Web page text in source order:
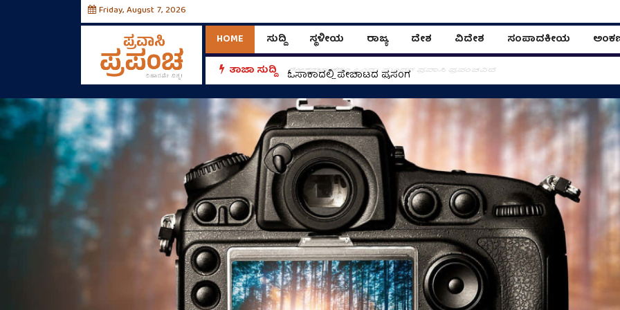
Friday, August 7, 2026
HOME ಸುದ್ದಿ ಸ್ಥಳೀಯ ರಾಜ್ಯ ದೇಶ ವಿದೇಶ ಸಂಪಾದಕೀಯ
ತಾಜಾ ಸುದ್ದಿ
ರೀಲ್ಸ್‌ಗಳಾಚೆಗೂ ಒಂದು ಸುಂದರ ಪ್ರವಾಸಿ ಪ್ರಪಂಚವಿದೆ